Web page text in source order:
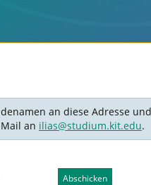
an diese Adresse
an ilias@studium.kit.edu.
Abschicken